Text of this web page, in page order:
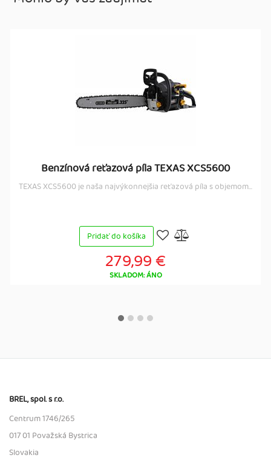
Benzínová reťazová píla TEXAS XCS5600
TEXAS XCS5600 je naša najvýkonnejšia reťazová píla s objemom...
Pridať do košíka
279,99 €
SKLADOM: ÁNO
BREL, spol. s r.o.
Centrum 1746/265
017 01 Považská Bystrica
Slovakia